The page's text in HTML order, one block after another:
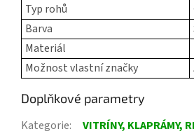
Typ rohů
Barva
Materiál
Možnost vlastní značky
Doplňkové parametry
Kategorie:
VITRÍNY, KLAPRÁMY,